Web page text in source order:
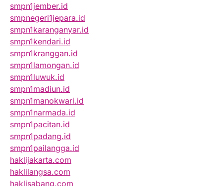
smpn1jember.id
smpnegeri1jepara.id
smpn1karanganyar.id
smpn1kendari.id
smpn1kranggan.id
smpn1lamongan.id
smpn1luwuk.id
smpn1madiun.id
smpn1manokwari.id
smpn1narmada.id
smpn1pacitan.id
smpn1padang.id
smpn1pailangga.id
haklijakarta.com
haklilangsa.com
haklisabang.com